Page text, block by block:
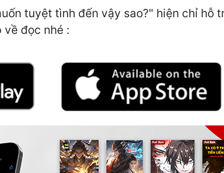
tuyệt tình đến vậy sao?" hiện chỉ hỗ
đọc nhé :